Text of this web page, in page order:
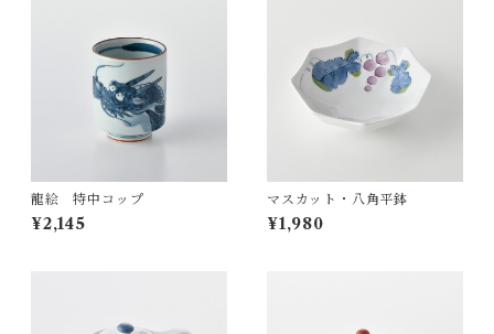
龍絵 特中コップ
¥2,145
マスカット・八角平鉢
¥1,980